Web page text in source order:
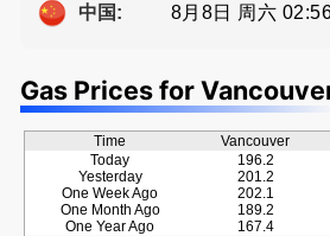
中国:
8月8日 周六
Gas Prices for
Time Vancouver
Today
Yesterday
One Week Ago
One Month Ago
One Year Ago
196.2
201.2
202.1
189.2
167.4